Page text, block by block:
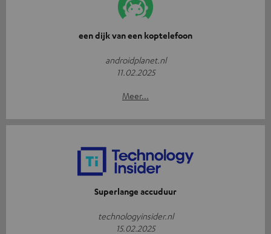
een dijk van een koptelefoon
androidplanet.nl
11.02.2025
Meer...
Superlange accuduur
technologyinsider.nl
15.02.2025